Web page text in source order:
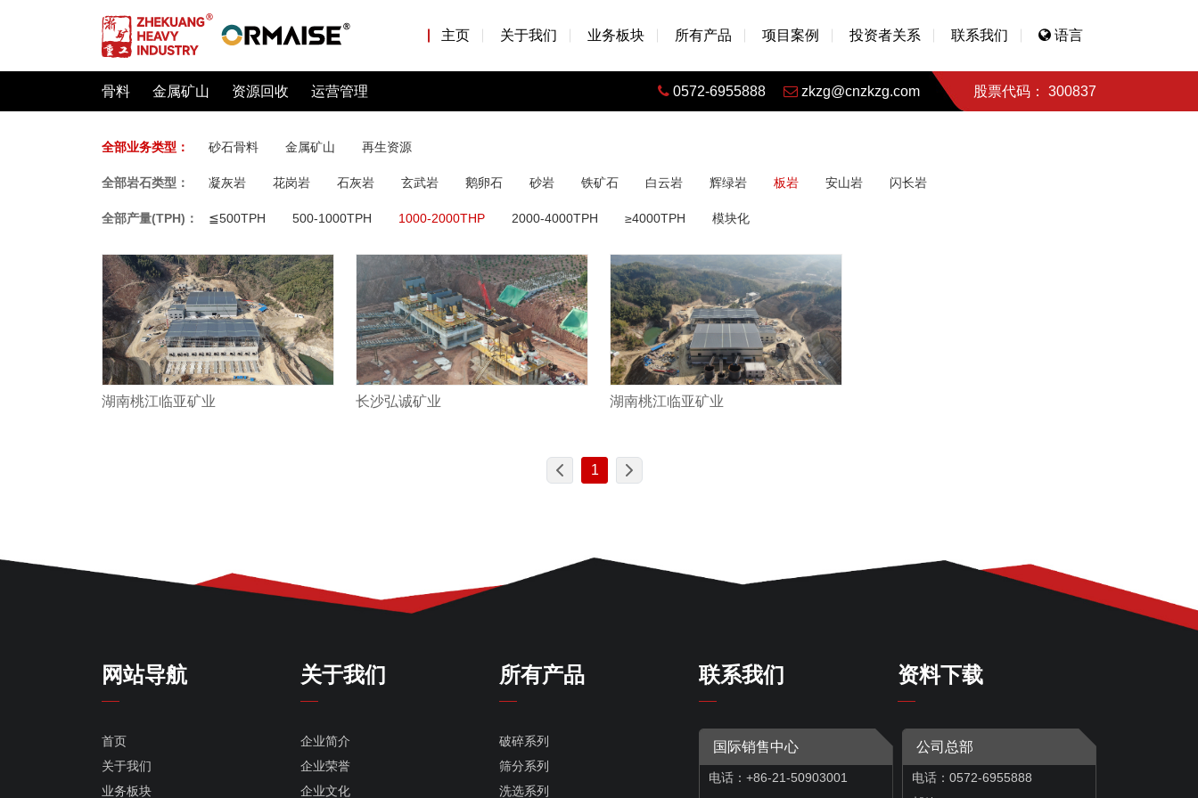
主页 关于我们 业务板块 所有产品 项目案例 投资者关系 联系我们 语言
骨料 金属矿山 资源回收 运营管理 股票代码： 300837
0572-6955888 zkzg@cnzkzg.com
全部业务类型： 砂石骨料 金属矿山 再生资源
全部岩石类型： 凝灰岩 花岗岩 石灰岩 玄武岩 鹅卵石 砂岩 铁矿石 白云岩 辉绿岩 板岩 安山岩 闪长岩
全部产量(TPH)： ≦500TPH 500-1000TPH 1000-2000THP 2000-4000TPH ≥4000TPH 模块化
湖南桃江临亚矿业 长沙弘诚矿业 湖南桃江临亚矿业
1
网站导航
首页
关于我们
业务板块
关于我们
企业简介
企业荣誉
企业文化
所有产品
破碎系列
筛分系列
洗选系列
联系我们 资料下载
国际销售中心
电话：+86-21-50903001
公司总部
电话：0572-6955888